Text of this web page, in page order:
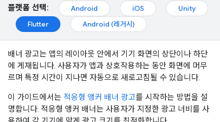
플랫폼 선택: Android iOS
Unity
Flutter
Android (레거시)
배너 광고는 앱의 레이아웃 안에서 기기 화면의 상단이나 하단
에 게재됩니다. 사용자가 앱과 상호작용하는 동안 화면에 머무
르며 특정 시간이 지나면 자동으로 새로고침될 수 있습니다.
이 가이드에서는 적응형 앵커 배너 광고를 시작하는 방법을 설
명합니다. 적응형 앵커 배너는 사용자가 지정한 광고 너비를 사